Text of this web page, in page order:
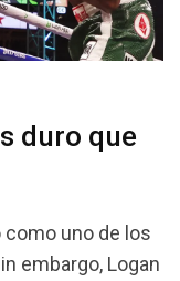
duro que
uno de los
embargo, Logan